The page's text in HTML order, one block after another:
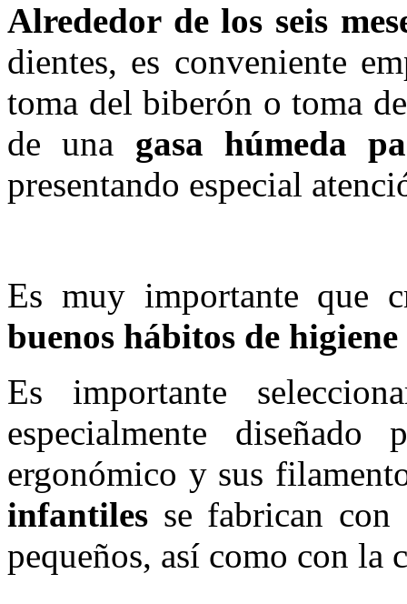
Alrededor de los seis
dientes, es conveniente
toma del biberón o toma
de una gasa húmeda
presentando especial
Es muy importante que
buenos hábitos de
Es importante
especialmente
ergonómico y sus
infantiles se fabrican con
pequeños, así como con la